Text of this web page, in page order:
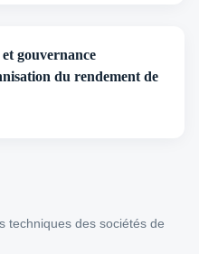
gouvernance
du rendement de
techniques des sociétés de